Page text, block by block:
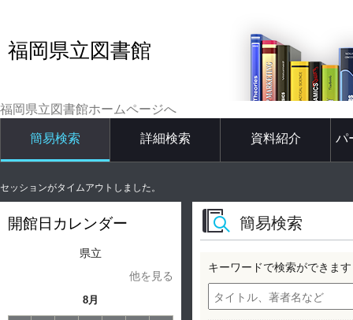
福岡県立図書館
福岡県立図書館ホームページへ
簡易検索 詳細検索 資料紹介 パ
セッションがタイムアウトしました。
開館日カレンダー
県立
他を見る
8月
簡易検索
キーワードで検索ができます